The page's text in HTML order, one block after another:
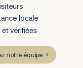
locale
vérifiées
notre équipe